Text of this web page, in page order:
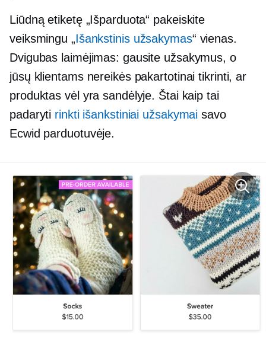
Liūdną etiketę „Išparduota“ pakeiskite
veiksmingu „Išankstinis užsakymas“ vienas.
Dvigubas laimėjimas: gausite užsakymus, o
jūsų klientams nereikės pakartotinai tikrinti, ar
produktas vėl yra sandėlyje. Štai kaip tai
padaryti rinkti išankstiniai užsakymai savo
Ecwid parduotuvėje.